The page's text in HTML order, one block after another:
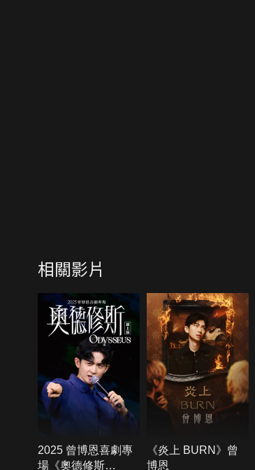
相關影片
2025 曾博恩喜劇專
場《奧德修斯
《炎上 BURN》曾
博恩